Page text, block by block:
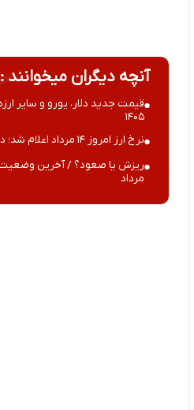
آنچه دیگران میخوانند :
۱۴۰۵
نرخ ارز امروز ۱۴ مرداد اعلام شد؛ دلار و یورو چند؟
مرداد